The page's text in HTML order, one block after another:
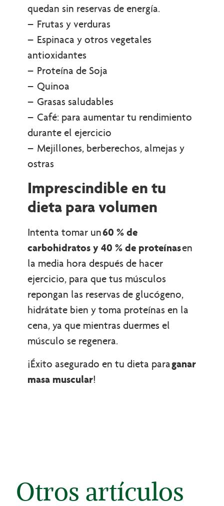
quedan sin reservas de energía.
– Frutas y verduras
– Espinaca y otros vegetales
antioxidantes
– Proteína de Soja
– Quinoa
– Grasas saludables
– Café: para aumentar tu rendimiento
durante el ejercicio
– Mejillones, berberechos, almejas y
ostras
Imprescindible en tu
dieta para volumen
Intenta tomar un60 % de
carbohidratos y 40 % de proteínasen
la media hora después de hacer
ejercicio, para que tus músculos
repongan las reservas de glucógeno,
hidrátate bien y toma proteínas en la
cena, ya que mientras duermes el
músculo se regenera.
¡Éxito asegurado en tu dieta paraganar
masa muscular!
Otros artículos